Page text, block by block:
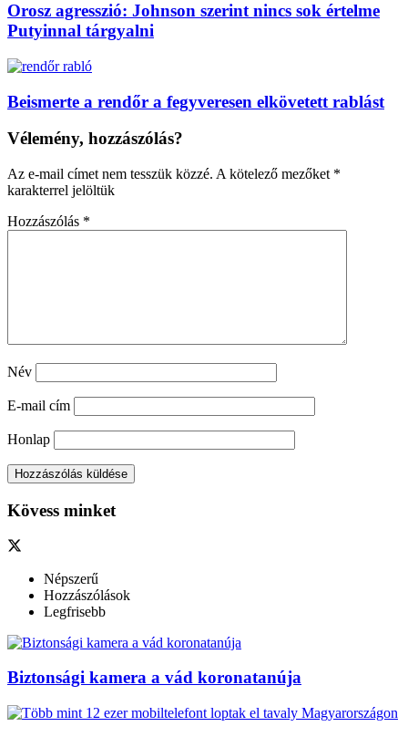
Orosz agresszió: Johnson szerint nincs sok értelme
Putyinnal tárgyalni
Beismerte a rendőr a fegyveresen elkövetett rablást
Vélemény, hozzászólás?
Az e-mail címet nem tesszük közzé. A kötelező mezőket *
karakterrel jelöltük
Hozzászólás *
Név
E-mail cím
Honlap
Kövess minket
Népszerű
Hozzászólások
Legfrisebb
Biztonsági kamera a vád koronatanúja